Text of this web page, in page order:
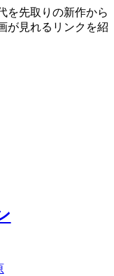
を先取りの新作から
が見れるリンクを紹